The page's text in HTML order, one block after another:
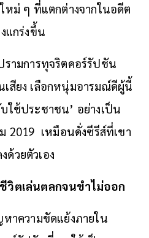
หม่ ๆ ที่แตกต่างจากในอดีต
แกร่งขึ้น
รามการทุจริตคอร์รัปชัน
เสียง เลือกหนุ่มอารมณ์ดีผู้นี้
ใช้ประชาชน’ อย่างเป็น
2019 เหมือนดั่งซีรีส์ที่เขา
วยตัวเอง
ตเล่นตลกจนขำไม่ออก
าความขัดแย้งภายใน